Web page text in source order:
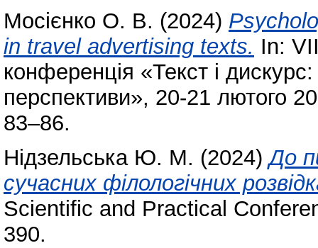
Мосієнко О. В. (2024)
in travel advertising texts. In:
конференція «Текст і дискурс:
перспективи», 20-21 лютого
83–86.
Нідзельська Ю. М. (2024)До
сучасних філологічних
Scientific and Practical
390.